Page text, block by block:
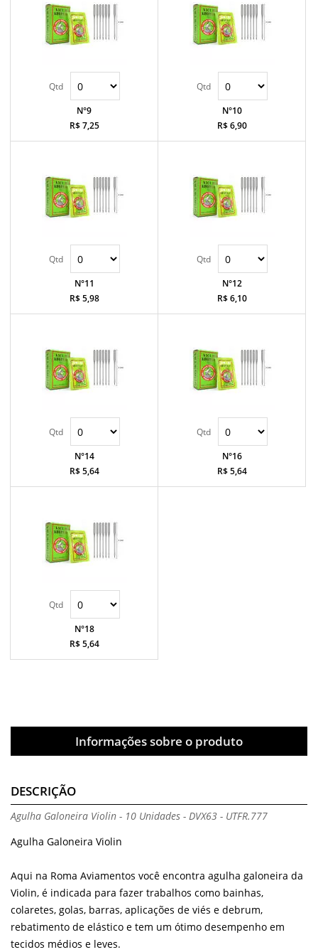
N°9
R$ 7,25
N°10
R$ 6,90
N°11
R$ 5,98
N°12
R$ 6,10
N°14
R$ 5,64
N°16
R$ 5,64
N°18
R$ 5,64
Informações sobre o produto
DESCRIÇÃO
Agulha Galoneira Violin - 10 Unidades - DVX63 - UTFR.777
Agulha Galoneira Violin
Aqui na Roma Aviamentos você encontra agulha galoneira da
Violin, é indicada para fazer trabalhos como bainhas,
colaretes, golas, barras, aplicações de viés e debrum,
rebatimento de elástico e tem um ótimo desempenho em
tecidos médios e leves.